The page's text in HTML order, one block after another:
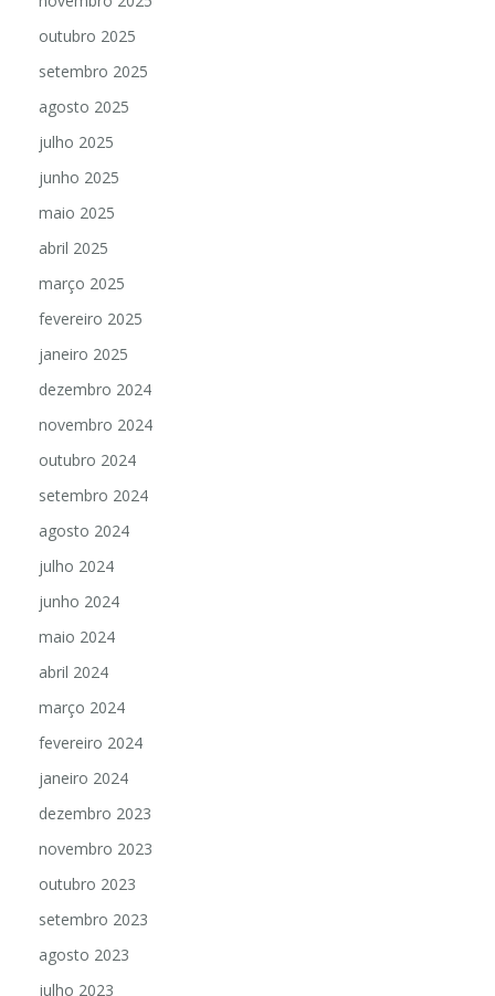
outubro 2025
setembro 2025
agosto 2025
julho 2025
junho 2025
maio 2025
abril 2025
março 2025
fevereiro 2025
janeiro 2025
dezembro 2024
novembro 2024
outubro 2024
setembro 2024
agosto 2024
julho 2024
junho 2024
maio 2024
abril 2024
março 2024
fevereiro 2024
janeiro 2024
dezembro 2023
novembro 2023
outubro 2023
setembro 2023
agosto 2023
julho 2023